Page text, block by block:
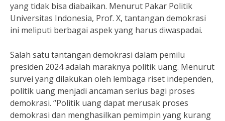
yang tidak bisa diabaikan. Menurut Pakar Politik
Universitas Indonesia, Prof. X, tantangan demokrasi
ini meliputi berbagai aspek yang harus diwaspadai.
Salah satu tantangan demokrasi dalam pemilu
presiden 2024 adalah maraknya politik uang. Menurut
survei yang dilakukan oleh lembaga riset independen,
politik uang menjadi ancaman serius bagi proses
demokrasi. “Politik uang dapat merusak proses
demokrasi dan menghasilkan pemimpin yang kurang